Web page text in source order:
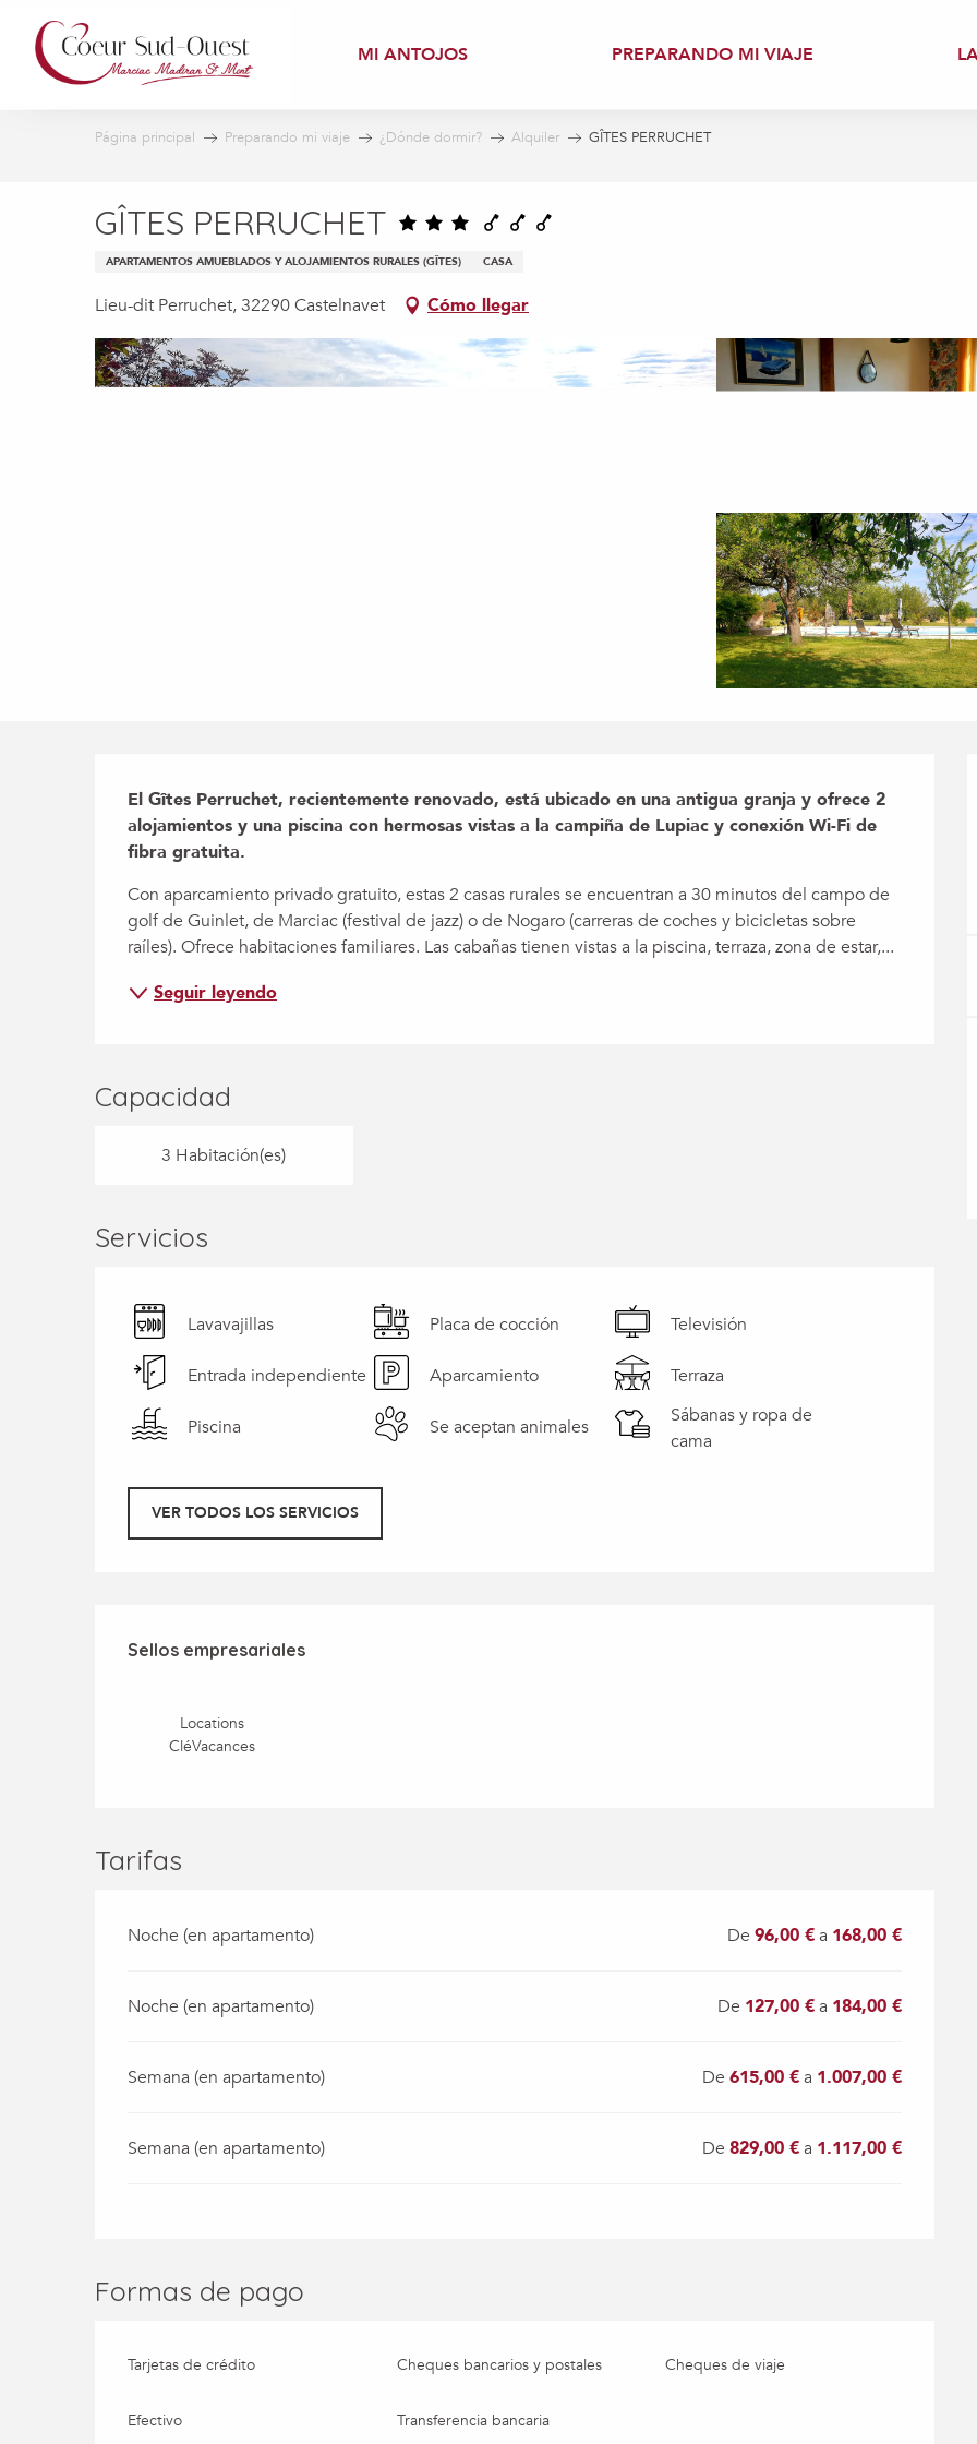
contenu
principal
MI ANTOJOS PREPARANDO MI VIAJE
Página principal Preparando mi viaje ¿Dónde dormir? Alquiler GÎTES PERRUCHET
GÎTES PERRUCHET
APARTAMENTOS AMUEBLADOS Y ALOJAMIENTOS RURALES (GÎTES) CASA
Lieu-dit Perruchet, 32290 Castelnavet Cómo llegar
Descripción
El Gîtes Perruchet, recientemente renovado, está ubicado en una antigua granja y ofrece 2
alojamientos y una piscina con hermosas vistas a la campiña de Lupiac y conexión Wi-Fi de
fibra gratuita.
Con aparcamiento privado gratuito, estas 2 casas rurales se encuentran a 30 minutos del campo de
golf de Guinlet, de Marciac (festival de jazz) o de Nogaro (carreras de coches y bicicletas sobre
raíles). Ofrece habitaciones familiares. Las cabañas tienen vistas a la piscina, terraza, zona de estar,...
Seguir leyendo
Capacidad
3 Habitación(es)
Servicios
Lavavajillas Placa de cocción Televisión
Entrada independiente Aparcamiento Terraza
Piscina Se aceptan animales
Sábanas y ropa de
cama
VER TODOS LOS SERVICIOS
Oferta de prestaciones
Sellos empresariales
Sellos empresariales
Locations
CléVacances
Tarifas
Noche (en apartamento) De96,00 €a 168,00 €
Noche (en apartamento) De 127,00 €a 184,00 €
Semana (en apartamento) De615,00 €a 1.007,00 €
Semana (en apartamento) De829,00 €a 1.117,00 €
Formas de pago
Tarjetas de crédito Cheques bancarios y postales Cheques de viaje
Efectivo Transferencia bancaria